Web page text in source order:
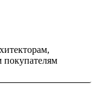
покупателям